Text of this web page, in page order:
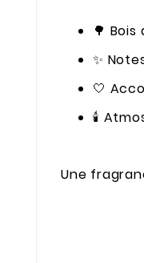
🌳
✨
🤍
🕯️
Une